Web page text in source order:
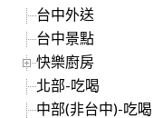
台中外送
台中景點
快樂廚房
北部-吃喝
中部(非台中)-吃喝